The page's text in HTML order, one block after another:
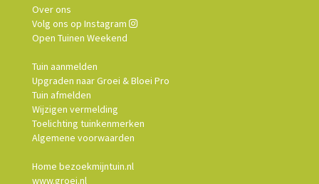
Over ons
Volg ons op Instagram
Open Tuinen Weekend
Tuin aanmelden
Upgraden naar Groei & Bloei Pro
Tuin afmelden
Wijzigen vermelding
Toelichting tuinkenmerken
Algemene voorwaarden
Home bezoekmijntuin.nl
www.groei.nl